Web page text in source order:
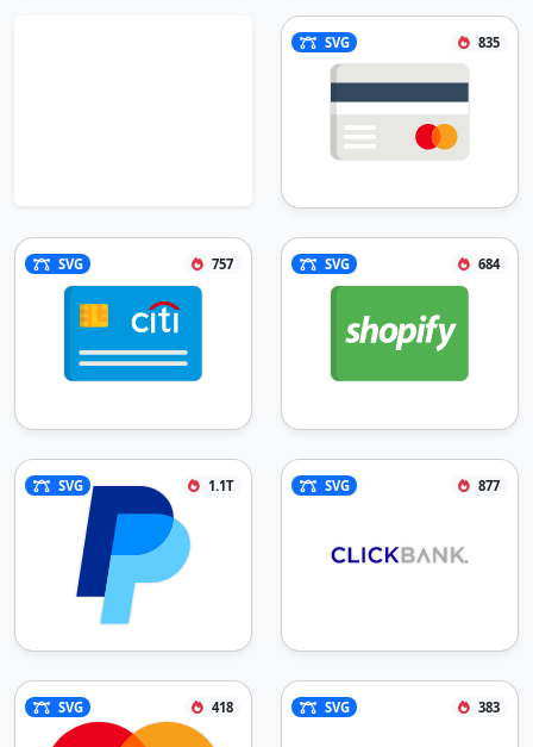
SVG 835
SVG 757 SVG 684
SVG 1.1T SVG 877
SVG 418 SVG 383